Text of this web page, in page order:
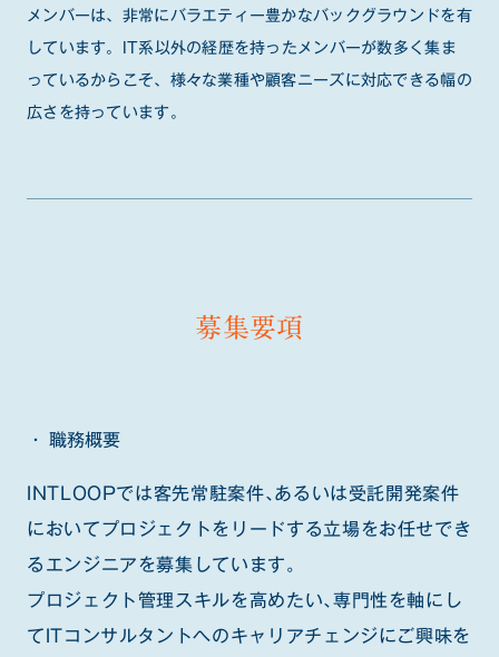
メンバーは、非常にバラエティー豊かなバックグラウンドを有
しています。IT系以外の経歴を持ったメンバーが数多く集ま
っているからこそ、様々な業種や顧客ニーズに対応できる幅の
広さを持っています。
募集要項
職務概要
INTLOOPでは客先常駐案件、あるいは受託開発案件
においてプロジェクトをリードする立場をお任せでき
るエンジニアを募集しています。
プロジェクト管理スキルを高めたい、専門性を軸にし
てITコンサルタントへのキャリアチェンジにご興味を